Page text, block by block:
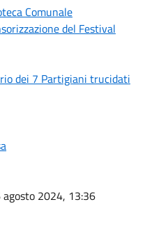
Comunale
del Festival
dei 7 Partigiani trucidati
agosto 2024, 13:36